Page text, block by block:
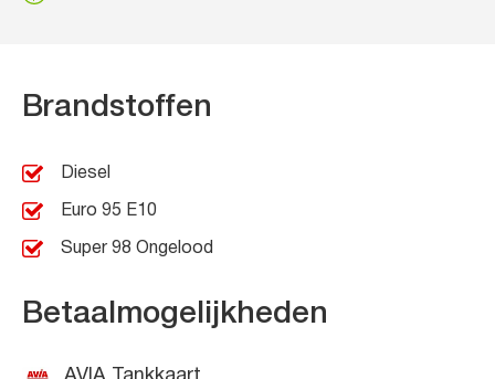
Brandstoffen
Diesel
Euro 95 E10
Super 98 Ongelood
Betaalmogelijkheden